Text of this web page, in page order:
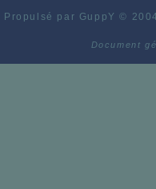
Propulsé par GuppY©
Document